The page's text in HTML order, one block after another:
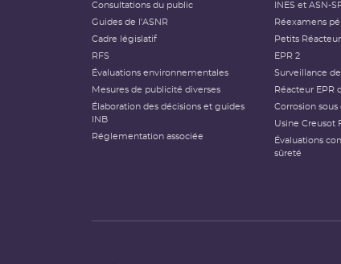
Consultations du public
Guides de l'ASNR
Cadre législatif
RFS
Évaluations environnementales
Mesures de publicité diverses
Élaboration des décisions et guides
INB
Réglementation associée
INES et ASN-
Réexamens
Petits
EPR 2
Surveillance
Réacteur EPR
Corrosion sous
Usine Creusot
Évaluations
sûreté